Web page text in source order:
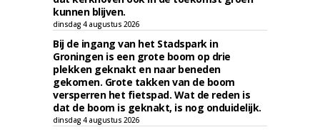
kunnen blijven.
dinsdag 4 augustus 2026
Bij de ingang van het Stadspark in
Groningen is een grote boom op drie
plekken geknakt en naar beneden
gekomen. Grote takken van de boom
versperren het fietspad. Wat de reden is
dat de boom is geknakt, is nog onduidelijk.
dinsdag 4 augustus 2026